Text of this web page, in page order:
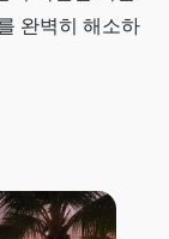
완벽히 해소하